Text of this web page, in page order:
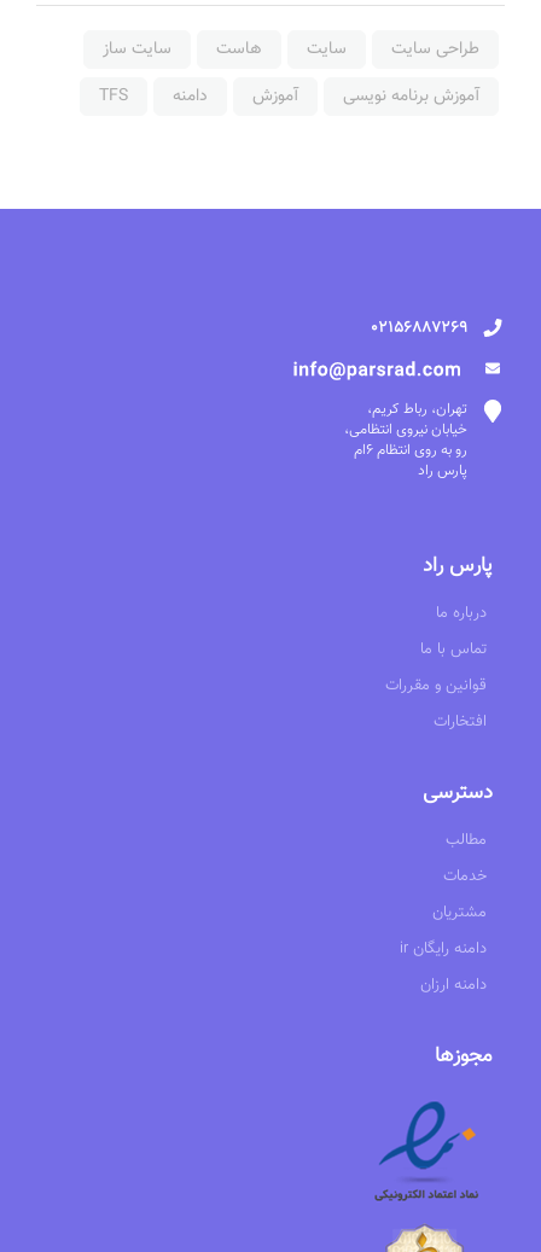
طراحی سایت سایت هاست
سایت ساز
آموزش برنامه نویسی
آموزش دامنه TFS
تهران، رباط کریم،
خیابان نیروی انتظامی،
رو به روی انتظام 6ام
پارس راد
پارس راد
درباره ما
تماس با ما
قوانین و مقررات
افتخارات
دسترسی
مطالب
خدمات
مشتریان
ir دامنه رایگان
دامنه ارزان
مجوزها